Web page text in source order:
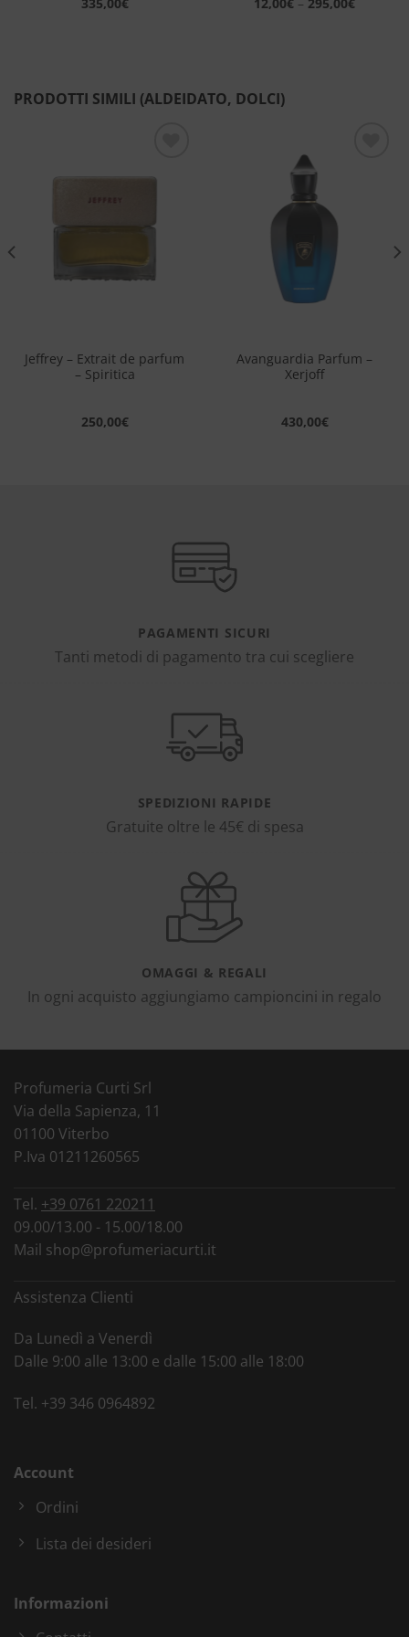
PRODOTTI SIMILI (ALDEIDATO, DOLCI)
Aggiungi
desideri
Jeffrey – Extrait de parfum
– Spiritica
250,00€
desideri
Avanguardia Parfum –
Xerjoff
430,00€
PAGAMENTI SICURI
Tanti metodi di pagamento tra cui scegliere
SPEDIZIONI RAPIDE
Gratuite oltre le 45€ di spesa
OMAGGI & REGALI
In ogni acquisto aggiungiamo campioncini in regalo
Profumeria Curti Srl
Via della Sapienza, 11
01100 Viterbo
P.Iva 01211260565
Tel. +39 0761 220211
09.00/13.00 - 15.00/18.00
Mail shop@profumeriacurti.it
Assistenza Clienti
Da Lunedì a Venerdì
Dalle 9:00 alle 13:00 e dalle 15:00 alle 18:00
Tel. +39 346 0964892
Account
Ordini
Lista dei desideri
Informazioni